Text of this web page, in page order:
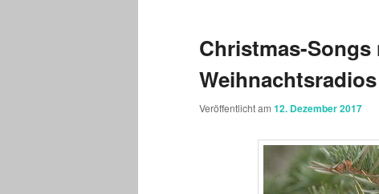
Christmas-
Veröffentlicht am 12. Dezember 2017